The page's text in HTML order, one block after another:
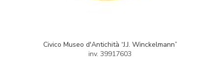
Civico Museo d'Antichità “J.J. Winckelmann”
inv. 39917603